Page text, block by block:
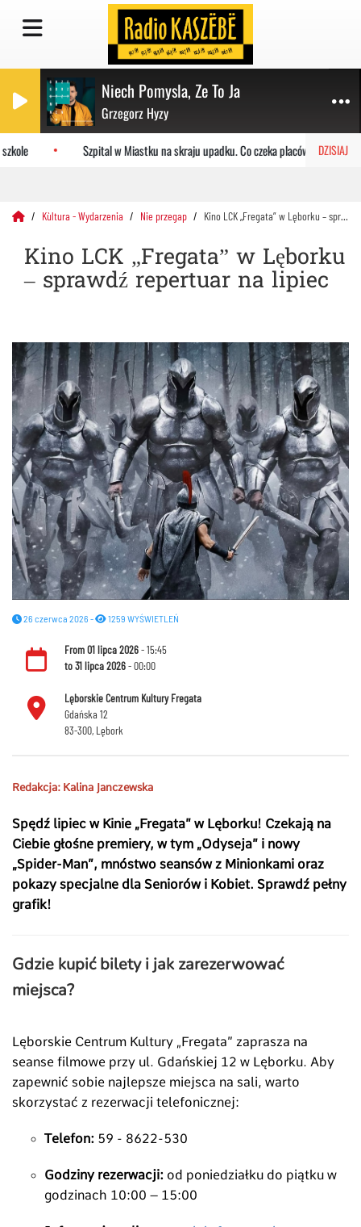
Niech Pomysla, Ze To Ja
Grzegorz Hyzy
DZISIAJ
Szpital w Miastku na skraju upadku. Co czeka placówkę?
Kùltura - Wydarzenia Nie przegap Kino LCK „Fregata” w Lęborku – sprawdź repertuar na lipiec
Kino LCK „Fregata” w Lęborku
– sprawdź repertuar na lipiec
26 czerwca 2026 - 1259 WYŚWIETLEŃ
From01 lipca 2026- 15:45
to31 lipca 2026- 00:00
Lęborskie Centrum Kultury Fregata
Gdańska 12
83-300, Lębork
Redakcja: Kalina Janczewska
Spędź lipiec w Kinie „Fregata” w Lęborku! Czekają na
Ciebie głośne premiery, w tym „Odyseja” i nowy
„Spider-Man”, mnóstwo seansów z Minionkami oraz
pokazy specjalne dla Seniorów i Kobiet. Sprawdź pełny
grafik!
Gdzie kupić bilety i jak zarezerwować
miejsca?
Lęborskie Centrum Kultury „Fregata” zaprasza na
seanse filmowe przy ul. Gdańskiej 12 w Lęborku. Aby
zapewnić sobie najlepsze miejsca na sali, warto
skorzystać z rezerwacji telefonicznej:
Telefon: 59 - 8622-530
Godziny rezerwacji: od poniedziałku do piątku w
godzinach 10:00 – 15:00